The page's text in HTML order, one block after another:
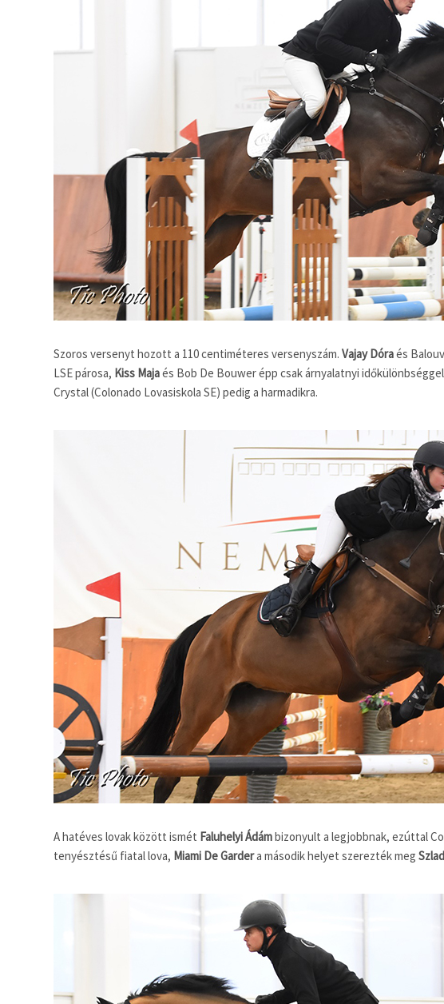
Szoros versenyt hozott a 110 centiméteres versenyszám. Vajay Dóraés
LSE párosa, Kiss Majaés Bob De Bouwer épp csak árnyalatnyi
Crystal (Colonado Lovasiskola SE) pedig a harmadikra.
A hatéves lovak között ismét Faluhelyi Ádámbizonyult a legjobbnak, ezúttal
tenyésztésű fiatal lova, Miami De Gardera második helyet szerezték meg